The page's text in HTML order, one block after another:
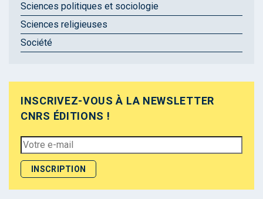
Sciences politiques et sociologie
Sciences religieuses
Société
INSCRIVEZ-VOUS À LA NEWSLETTER
CNRS ÉDITIONS !